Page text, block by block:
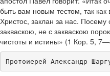
быть вам новым тестом, так
Христос, заклан за нас.
закваскою, не с закваскою
чистоты и истины» (1 Кор. 5,
Протоиерей Александр